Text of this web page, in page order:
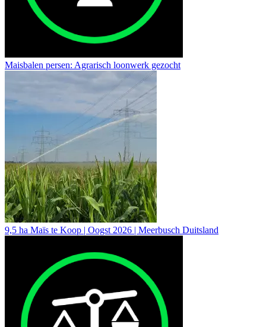
Maisbalen persen: Agrarisch loonwerk gezocht
9,5 ha Maïs te Koop | Oogst 2026 | Meerbusch Duitsland